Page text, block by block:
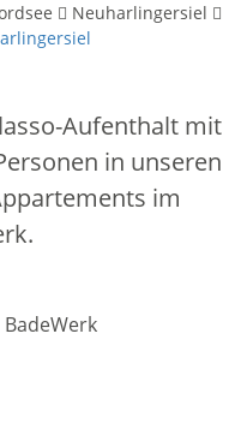
Neuharlingersiel
Aufenthalt mit
in unseren
im